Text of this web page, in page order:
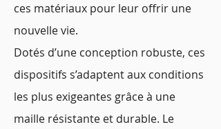
ces matériaux pour leur offrir une
nouvelle vie.
Dotés d’une conception robuste, ces
dispositifs s’adaptent aux conditions
les plus exigeantes grâce à une
maille résistante et durable. Le